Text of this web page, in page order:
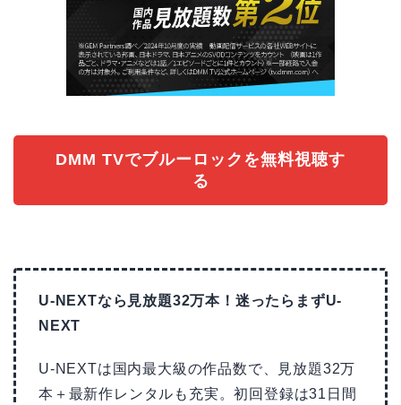
DMM TVでブルーロックを無料視聴す
る
U-NEXTなら見放題32万本！迷ったらまずU-
NEXT
U-NEXTは国内最大級の作品数で、見放題32万
本＋最新作レンタルも充実。初回登録は31日間